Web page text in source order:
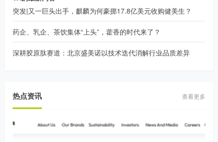
突发|又一巨头出手，麒麟为何豪掷17.8亿美元收购健美生？
药企、乳企、茶饮集体“上头”，藿香的时代来了？
深耕胶原肽赛道：北京盛美诺以技术迭代消解行业品质差异
热点资讯 查看更多